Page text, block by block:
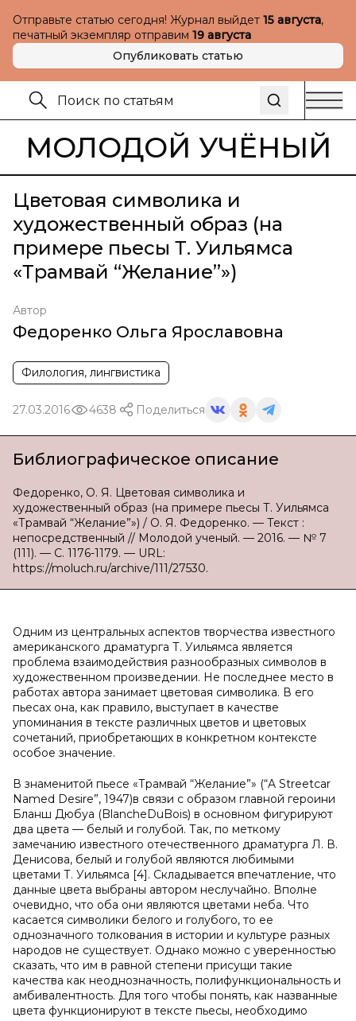
Отправьте статью сегодня! Журнал выйдет 15 августа,
печатный экземпляр отправим 19 августа
Опубликовать статью
МОЛОДОЙ УЧЁНЫЙ
Цветовая символика и
художественный образ (на
примере пьесы Т. Уильямса
«Трамвай “Желание”»)
Автор
Федоренко Ольга Ярославовна
Филология, лингвистика
27.03.2016 4638 Поделиться
Библиографическое описание
Федоренко, О. Я. Цветовая символика и
художественный образ (на примере пьесы Т. Уильямса
«Трамвай “Желание”») / О. Я. Федоренко. — Текст :
непосредственный // Молодой ученый. — 2016. — № 7
(111). — С. 1176-1179. — URL:
https://moluch.ru/archive/111/27530.
Одним из центральных аспектов творчества известного
американского драматурга Т. Уильямса является
проблема взаимодействия разнообразных символов в
художественном произведении. Не последнее место в
работах автора занимает цветовая символика. В его
пьесах она, как правило, выступает в качестве
упоминания в тексте различных цветов и цветовых
сочетаний, приобретающих в конкретном контексте
особое значение.
В знаменитой пьесе «Трамвай “Желание”» (“A Streetcar
Named Desire”, 1947)в связи с образом главной героини
Бланш Дюбуа (BlancheDuBois) в основном фигурируют
два цвета — белый и голубой. Так, по меткому
замечанию известного отечественного драматурга Л. В.
Денисова, белый и голубой являются любимыми
цветами Т. Уильямса [4]. Складывается впечатление, что
данные цвета выбраны автором неслучайно. Вполне
очевидно, что оба они являются цветами неба. Что
касается символики белого и голубого, то ее
однозначного толкования в истории и культуре разных
народов не существует. Однако можно с уверенностью
сказать, что им в равной степени присущи такие
качества как неоднозначность, полифункциональность и
амбивалентность. Для того чтобы понять, как названные
цвета функционируют в тексте пьесы, необходимо